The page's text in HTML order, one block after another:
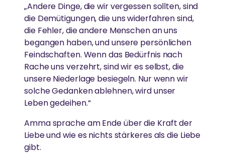
„Andere Dinge, die wir vergessen sollten, sind
die Demütigungen, die uns widerfahren sind,
die Fehler, die andere Menschen an uns
begangen haben, und unsere persönlichen
Feindschaften. Wenn das Bedürfnis nach
Rache uns verzehrt, sind wir es selbst, die
unsere Niederlage besiegeln. Nur wenn wir
solche Gedanken ablehnen, wird unser
Leben gedeihen.“
Amma sprache am Ende über die Kraft der
Liebe und wie es nichts stärkeres als die Liebe
gibt.